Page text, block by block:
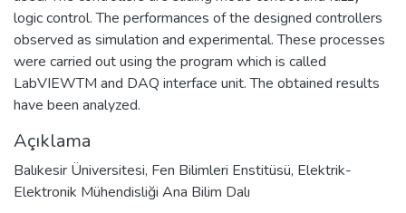
logic control. The performances of the designed controllers
observed as simulation and experimental. These processes
were carried out using the program which is called
LabVIEWTM and DAQ interface unit. The obtained results
have been analyzed.
Açıklama
Balıkesir Üniversitesi, Fen Bilimleri Enstitüsü, Elektrik-
Elektronik Mühendisliği Ana Bilim Dalı